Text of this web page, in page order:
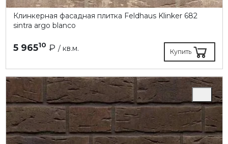
Клинкерная фасадная плитка Feldhaus Klinker 682
sintra argo blanco
5 96510 ₽ / кв.м. Купить